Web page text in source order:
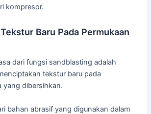
kompresor.
Baru Pada Permukaan
dari fungsi sandblasting adalah
tekstur baru pada
yang dibersihkan.
bahan abrasif yang digunakan dalam